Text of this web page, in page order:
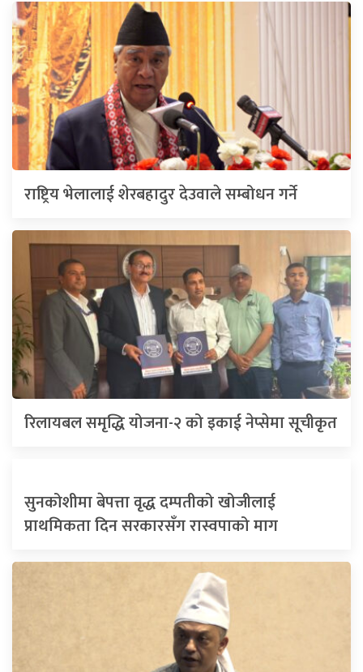
राष्ट्रिय भेलालाई शेरबहादुर देउवाले सम्बोधन गर्ने
रिलायबल समृद्धि योजना-२ को इकाई नेप्सेमा सूचीकृत
सुनकोशीमा बेपत्ता वृद्ध दम्पतीको खोजीलाई
प्राथमिकता दिन सरकारसँग रास्वपाको माग